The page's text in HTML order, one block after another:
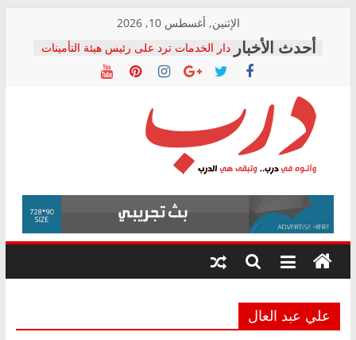
content
الإثنين, أغسطس 10, 2026
المجلس القومي لحقوق الإنسان يعلن
متابعة قضية الدكتور محمد زهران.. ويؤكد:
قرينة البراءة وضمانات المحاكمة العادلة
حق أصيل
بعد مؤتمره الصحفي: إنكار الأزمة لا ينهي
معاناة أصحاب المعاشات.. ونطالب بكشف
الشركة المنفذة
فرحات سليمان يكتب: القطاع الصحي إلى
أين؟
حزب التحالف الشعبي يطلق لجنة “الحق
في الصحة” بالإسكندرية لرصد الانتهاكات
ودعم المرضى
صور .. اعتماد الرسومات النهائية للقرار
الوزاري لمدينة الصحفيين.. وانتهاء أعمال
إنشاء المبنى الإداري
درب
وأتوه
درب..
وتبقى
هي
علي عبد العال